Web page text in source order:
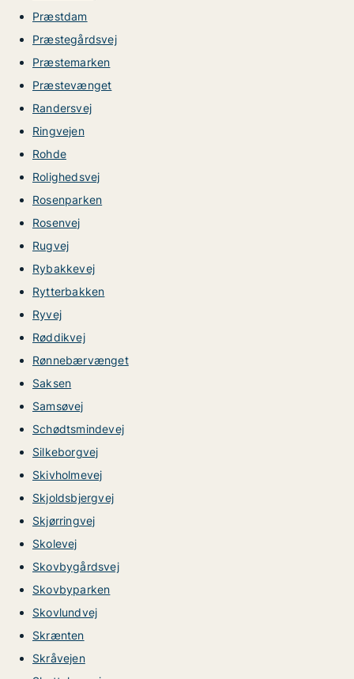
Præstdam
Præstegårdsvej
Præstemarken
Præstevænget
Randersvej
Ringvejen
Rohde
Rolighedsvej
Rosenparken
Rosenvej
Rugvej
Rybakkevej
Rytterbakken
Ryvej
Røddikvej
Rønnebærvænget
Saksen
Samsøvej
Schødtsmindevej
Silkeborgvej
Skivholmevej
Skjoldsbjergvej
Skjørringvej
Skolevej
Skovbygårdsvej
Skovbyparken
Skovlundvej
Skrænten
Skråvejen